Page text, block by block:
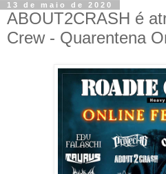
13 de maio de 2020
ABOUT2CRASH é
Crew - Quarentena